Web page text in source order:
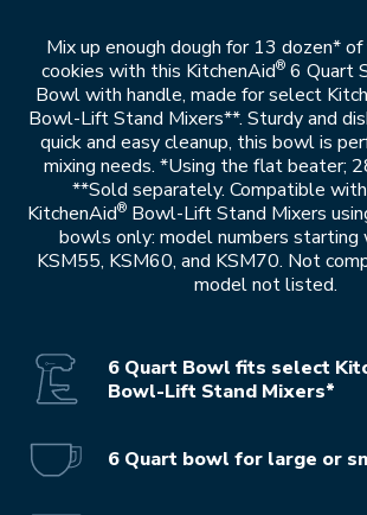
Mix up enough dough for 13 dozen*
cookies with this KitchenAid® 6 Quart
Bowl with handle, made for select
Bowl-Lift Stand Mixers**. Sturdy and
quick and easy cleanup, this bowl is
mixing needs. *Using the flat beater;
**Sold separately. Compatible
KitchenAid®Bowl-Lift Stand Mixers
bowls only: model numbers starting
KSM55, KSM60, and KSM70. Not
model not listed.
6 Quart Bowl fits select
Bowl-Lift Stand Mixers*
6 Quart bowl for large or